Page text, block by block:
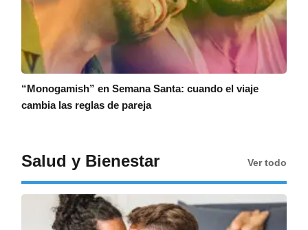
“Monogamish” en Semana Santa: cuando el viaje
cambia las reglas de pareja
Salud y Bienestar Ver todo